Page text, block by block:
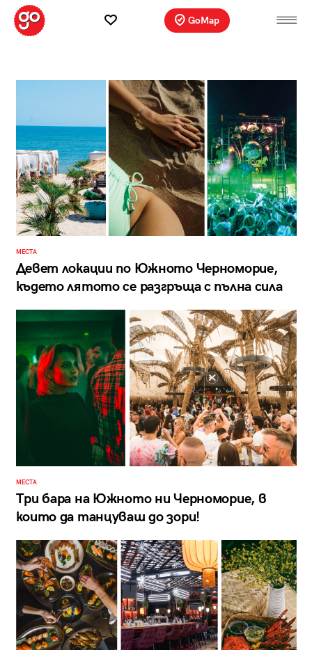
GoMap
МЕСТА
Девет локации по Южното Черноморие,
където лятото се разгръща с пълна сила
МЕСТА
Три бара на Южното ни Черноморие, в
които да танцуваш до зори!